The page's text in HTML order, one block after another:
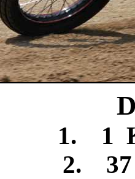
1. 1
2. 37